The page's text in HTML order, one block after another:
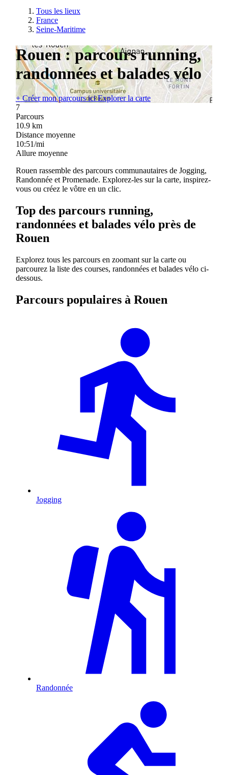
Tous les lieux
France
Seine-Maritime
Rouen : parcours running,
randonnées et balades vélo
+Créer mon parcours iciExplorer la carte
7
Parcours
10.9 km
Distance moyenne
10:51/mi
Allure moyenne
Rouen rassemble des parcours communautaires de Jogging,
Randonnée et Promenade. Explorez-les sur la carte, inspirez-
vous ou créez le vôtre en un clic.
Top des parcours running,
randonnées et balades vélo près de
Rouen
Explorez tous les parcours en zoomant sur la carte ou
parcourez la liste des courses, randonnées et balades vélo ci-
dessous.
Parcours populaires à Rouen
Jogging
Randonnée